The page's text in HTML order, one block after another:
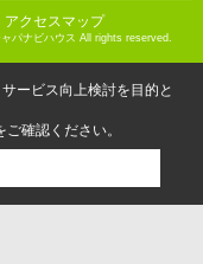
アクセスマップ
ビハウス All rights reserved.
ービス向上検討を目的と
ご確認ください。